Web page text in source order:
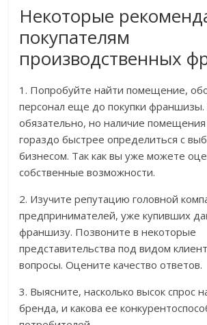
Некоторые
покупателям
производственных
1. Попробуйте найти помещение,
персонал еще до покупки франшизы.
обязательно, но наличие помещения
гораздо быстрее определиться с
бизнесом. Так как вы уже можете
собственные возможности.
2. Изучите репутацию головной
предпринимателей, уже купивших
франшизу. Позвоните в некоторые
представительства под видом
вопросы. Оцените качество ответов.
3. Выясните, насколько высок спрос
бренда, и какова ее